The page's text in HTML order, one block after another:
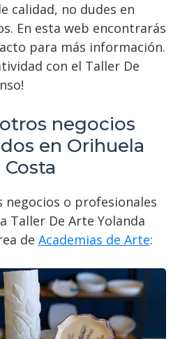
calidad, no dudes en
En esta web encontrarás
para más información.
con el Taller De
negocios
en Orihuela
Costa
negocios o profesionales
Taller De Arte Yolanda
de Academias de Arte: